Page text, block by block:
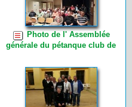
Photo de l' Assemblée
générale du pétanque club de